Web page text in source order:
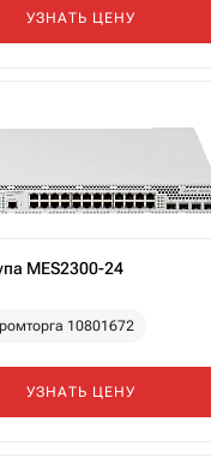
УЗНАТЬ ЦЕНУ
MES2300-24
10801672
УЗНАТЬ ЦЕНУ